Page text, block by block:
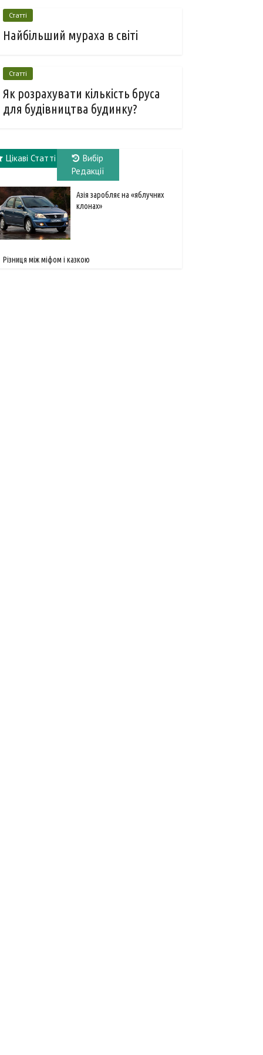
Статті
Найбільший мураха в світі
Статті
Як розрахувати кількість бруса
для будівництва будинку?
Цікаві Статті
Вибір
Редакції
Азія заробляє на «яблучних
клонах»
Різниця між міфом і казкою